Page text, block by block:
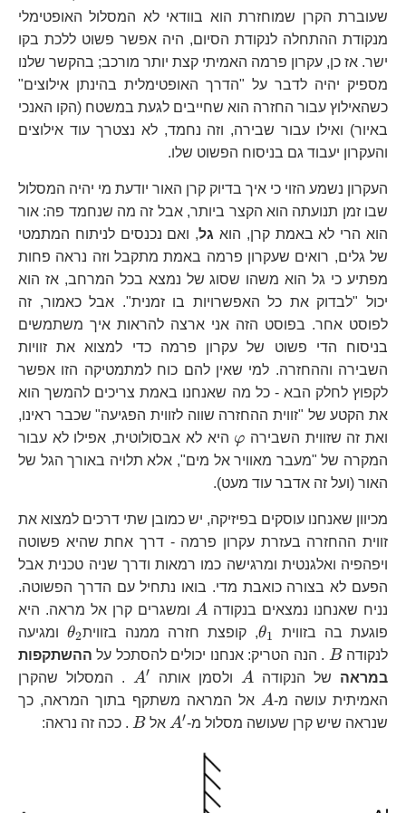
שעוברת הקרן שמוחזרת הוא בוודאי לא המסלול האופטימלי
מנקודת ההתחלה לנקודת הסיום, היה אפשר פשוט ללכת בקו
ישר. אז כן, עקרון פרמה האמיתי קצת יותר מורכב; בהקשר שלנו
מספיק יהיה לדבר על "הדרך האופטימלית בהינתן אילוצים"
כשהאילוץ עבור החזרה הוא שחייבים לגעת במשטח (הקו האנכי
באיור) ואילו עבור שבירה, וזה נחמד, לא נצטרך עוד אילוצים
והעקרון יעבוד גם בניסוח הפשוט שלו.
העקרון נשמע הזוי כי איך בדיוק קרן האור יודעת מי יהיה המסלול
שבו זמן תנועתה הוא הקצר ביותר, אבל זה מה שנחמד פה: אור
הוא הרי לא באמת קרן, הוא גל, ואם נכנסים לניתוח המתמטי
של גלים, רואים שעקרון פרמה באמת מתקבל וזה נראה פחות
מפתיע כי גל הוא משהו שסוג של נמצא בכל המרחב, אז הוא
יכול "לבדוק את כל האפשרויות בו זמנית". אבל כאמור, זה
לפוסט אחר. בפוסט הזה אני ארצה להראות איך משתמשים
בניסוח הדי פשוט של עקרון פרמה כדי למצוא את זוויות
השבירה וההחזרה. למי שאין להם כוח למתמטיקה הזו אפשר
לקפוץ לחלק הבא - כל מה שאנחנו באמת צריכים להמשך הוא
את הקטע של "זווית ההחזרה שווה לזווית הפגיעה" שכבר ראינו,
ואת זה שזווית השבירה
\varphi φ היא לא אבסולוטית, אפילו לא עבור
המקרה של "מעבר מאוויר אל מים", אלא תלויה באורך הגל של
האור (ועל זה אדבר עוד מעט).
מכיוון שאנחנו עוסקים בפיזיקה, יש כמובן שתי דרכים למצוא את
זווית ההחזרה בעזרת עקרון פרמה - דרך אחת שהיא פשוטה
ויפהפיה ואלגנטית ומרגישה כמו רמאות ודרך שניה טכנית אבל
הפעם לא בצורה כואבת מדי. בואו נתחיל עם הדרך הפשוטה.
נניח שאנחנו נמצאים בנקודה
A
A ומשגרים קרן אל מראה. היא
פוגעת בה בזווית
\theta_{1} θ1 , קופצת חזרה ממנה בזווית θ2
ומגיעה
לנקודה
B B . הנה הטריק: אנחנו יכולים להסתכל על ההשתקפות
במראה של הנקודה A A ולסמן אותה A^{\prime}
A′
. המסלול שהקרן
האמיתית עושה מ-
A A אל המראה משתקף בתוך המראה, כך
שנראה שיש קרן שעושה מסלול מ-
A^{\prime}
A′ אל B
B . ככה זה נראה: